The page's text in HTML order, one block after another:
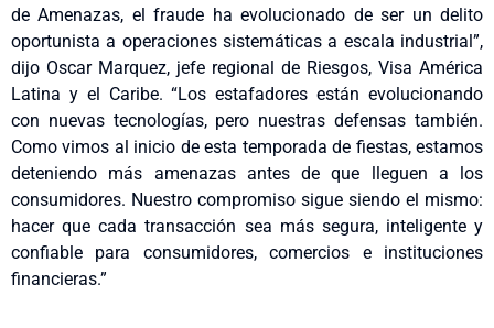
de Amenazas, el fraude ha evolucionado de ser un delito
oportunista a operaciones sistemáticas a escala industrial”,
dijo Oscar Marquez, jefe regional de Riesgos, Visa América
Latina y el Caribe. “Los estafadores están evolucionando
con nuevas tecnologías, pero nuestras defensas también.
Como vimos al inicio de esta temporada de fiestas, estamos
deteniendo más amenazas antes de que lleguen a los
consumidores. Nuestro compromiso sigue siendo el mismo:
hacer que cada transacción sea más segura, inteligente y
confiable para consumidores, comercios e instituciones
financieras.”